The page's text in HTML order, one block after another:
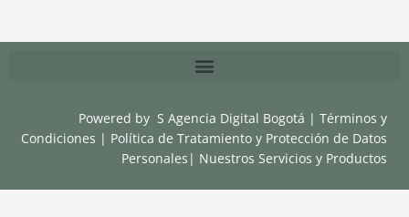
Powered by S Agencia Digital Bogotá |Términos y
Condiciones | Política de Tratamiento y Protección de Datos
Personales | Nuestros Servicios y Productos